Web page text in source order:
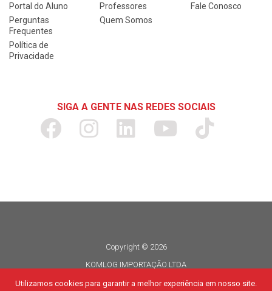
Portal do Aluno
Perguntas
Frequentes
Política de
Privacidade
Professores
Quem Somos
Fale Conosco
SIGA A GENTE NAS REDES SOCIAIS
Copyright © 2026
KOMLOG IMPORTAÇÃO LTDA
CNPJ 06.114.935/0015-80
Utilizamos cookies para garantir a melhor experiência em nosso site.